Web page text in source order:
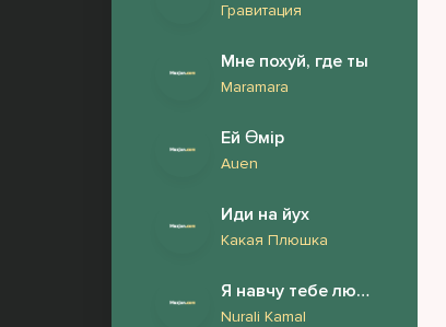
Гравитация
Мне похуй, где ты
Maramara
Ей Өмір
Auen
Иди на йух
Какая Плюшка
Я навчу тебе любити (Українською)
Nurali Kamal